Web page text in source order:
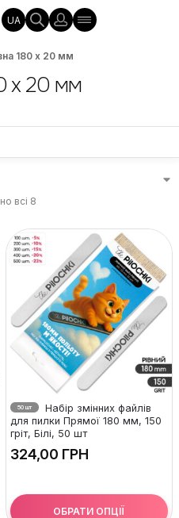
UA
180 х 20 мм
х 20 мм
всі 8
50 шт
Набір змінних файлів
для пилки Прямої 180 мм, 150
гріт, Білі, 50 шт
ГРН
ОБРАТИ ОПЦІЇ